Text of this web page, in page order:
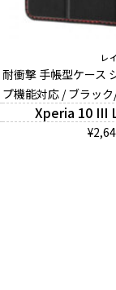
レ
耐衝撃 手帳型ケース
プ機能対応 / ブラッ
Xperia 10 III